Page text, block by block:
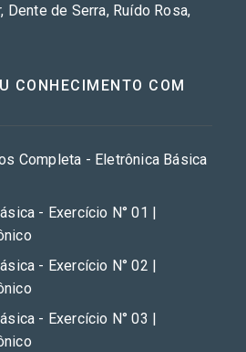
Dente de Serra, Ruído Rosa,
CONHECIMENTO COM
Completa - Eletrônica Básica
- Exercício N° 01 |
- Exercício N° 02 |
- Exercício N° 03 |